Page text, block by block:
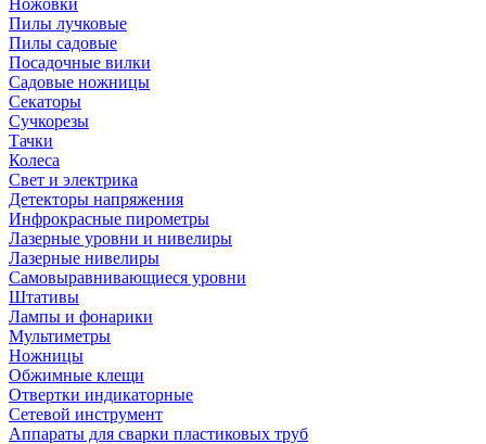
Ножовки
Пилы лучковые
Пилы садовые
Посадочные вилки
Садовые ножницы
Секаторы
Сучкорезы
Тачки
Колеса
Свет и электрика
Детекторы напряжения
Инфрокрасные пирометры
Лазерные уровни и нивелиры
Лазерные нивелиры
Самовыравнивающиеся уровни
Штативы
Лампы и фонарики
Мультиметры
Ножницы
Обжимные клещи
Отвертки индикаторные
Сетевой инструмент
Аппараты для сварки пластиковых труб